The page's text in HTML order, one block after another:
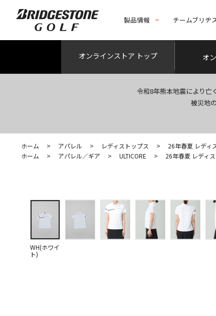
製品情報 チームブリヂ
オンラインストア トップ オ
令和8年熊本地震により亡
被災地
ホーム > アパレル > レディストップス >
26年春夏 レディ
ホーム
> アパレル／ギア > ULTICORE > 26年春夏 レディ
WH(ホワイ
ト)